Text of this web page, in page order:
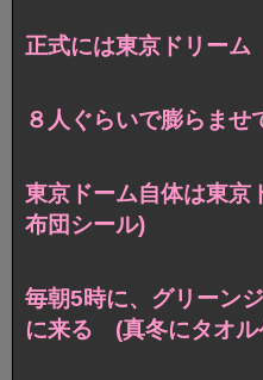
正式には東京ドリー
８人ぐらいで膨らま
東京ドーム自体は東
布団シール)
毎朝5時に、グリーン
に来る (真冬にタオル